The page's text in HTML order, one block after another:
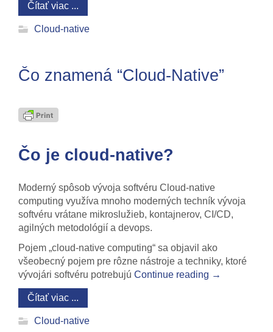
Čítať viac ...
Cloud-native
Čo znamená “Cloud-Native”
Čo je cloud-native?
Moderný spôsob vývoja softvéru Cloud-native
computing využíva mnoho moderných techník vývoja
softvéru vrátane mikroslužieb, kontajnerov, CI/CD,
agilných metodológií a devops.
Pojem „cloud-native computing“ sa objavil ako
všeobecný pojem pre rôzne nástroje a techniky, ktoré
vývojári softvéru potrebujú Continue reading →
Čítať viac ...
Cloud-native